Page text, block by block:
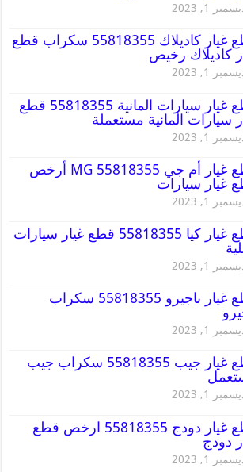
1, 2023
قطع غيار كاديلاك 55818355 سكراب قطع
كاديلاك رخيص
1, 2023
قطع غيار سيارات المانية 55818355 قطع
سيارات المانية مستعملة
1, 2023
قطع غيار أم جي MG 55818355 أرخص
غيار سيارات
1, 2023
قطع غيار كيا 55818355 قطع غيار سيارات
1, 2023
قطع غيار باجيرو 55818355 سكراب
1, 2023
قطع غيار جيب 55818355 سكراب جيب
1, 2023
قطع غيار دودج 55818355 ارخص قطع
دودج
1, 2023